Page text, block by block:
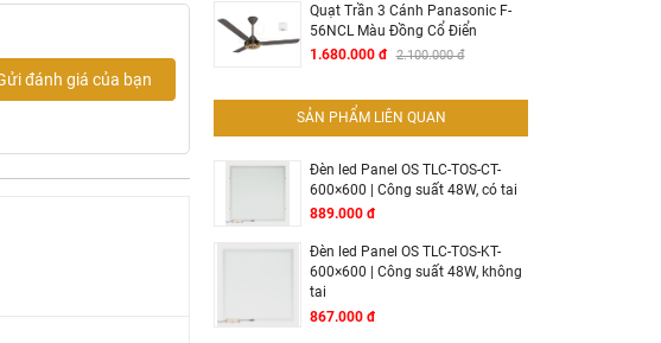
đánh giá của bạn
Quạt Trần 3 Cánh Panasonic F-
56NCL Màu Đồng Cổ Điển
1.680.000 đ 2.100.000 đ
SẢN PHẨM LIÊN QUAN
Đèn led Panel OS TLC-TOS-CT-
600×600 | Công suất 48W, có tai
889.000 đ
Đèn led Panel OS TLC-TOS-KT-
600×600 | Công suất 48W, không
tai
867.000 đ